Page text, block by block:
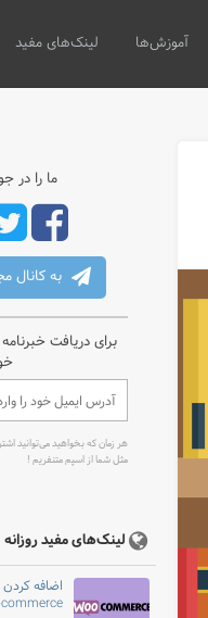
آموزش‌ها لینک‌های مفید
ما را در
به کانال
برای دریافت
هر زمان که بخواهید می‌توانید
مثل شما از اسپم متنفریم !
لینک‌های مفید روزانه